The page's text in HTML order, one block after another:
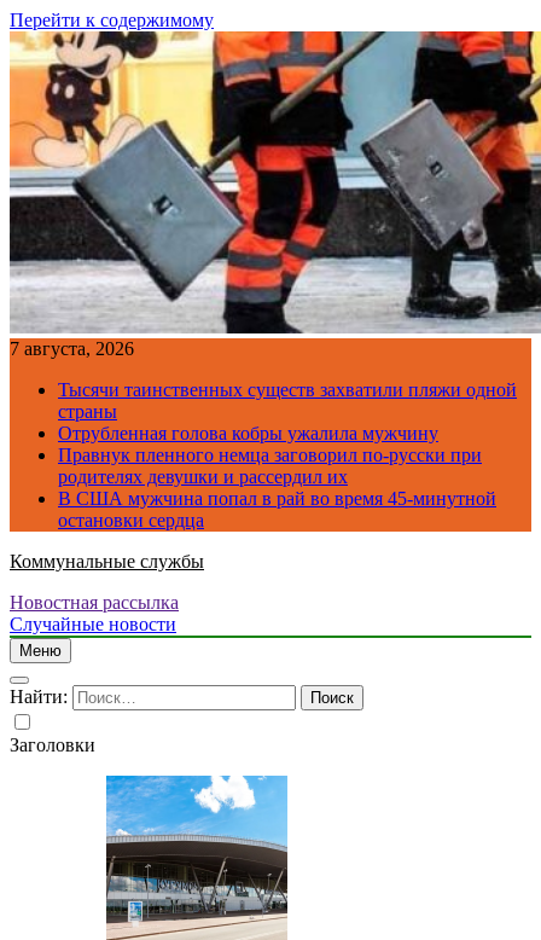
Перейти к содержимому
7 августа, 2026
Тысячи таинственных существ захватили пляжи одной
страны
Отрубленная голова кобры ужалила мужчину
Правнук пленного немца заговорил по-русски при
родителях девушки и рассердил их
В США мужчина попал в рай во время 45-минутной
остановки сердца
Коммунальные службы
Новостная рассылка
Случайные новости
Меню
Найти:
Заголовки